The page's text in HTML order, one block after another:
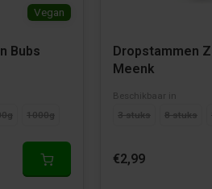
Vegan
Bubs
1000g
Dropstammen
Meenk
Beschikbaar in
3 stuks
8 stuks
€2,99